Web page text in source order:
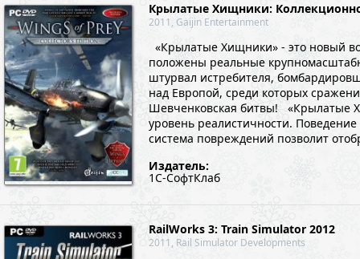
Крылатые Хищники:
2011, Gaijin Entertainment
«Крылатые Хищники» - это новый
положены реальные
штурвал истребителя,
над Европой, среди которых
Шевченковская битвы! «Крылатые
уровень реалистичности.
система повреждений позволит
Издатель:
1С-СофтКлаб
RailWorks 3: Train Simulator 2012
2011, Rail Simulator Developments